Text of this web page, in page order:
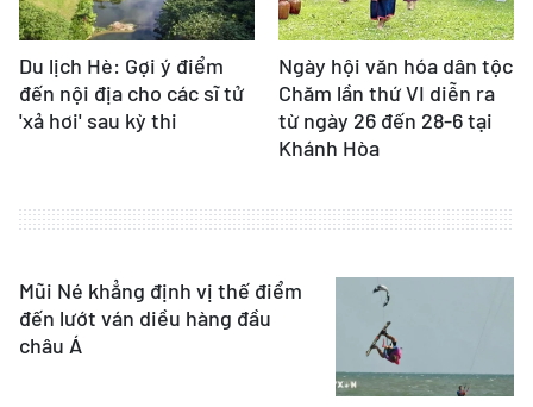
Du lịch Hè: Gợi ý điểm
đến nội địa cho các sĩ tử
'xả hơi' sau kỳ thi
Ngày hội văn hóa dân tộc
Chăm lần thứ VI diễn ra
từ ngày 26 đến 28-6 tại
Khánh Hòa
Mũi Né khẳng định vị thế điểm
đến lướt ván diều hàng đầu
châu Á